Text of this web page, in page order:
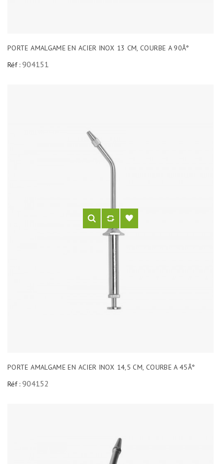
PORTE AMALGAME EN ACIER INOX 13 CM, COURBE A 90Â°
Réf : 904151
PORTE AMALGAME EN ACIER INOX 14,5 CM, COURBE A 45Â°
Réf : 904152